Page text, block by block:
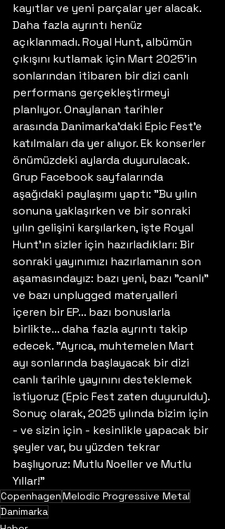
kayıtlar ve yeni parçalar yer alacak.
Daha fazla ayrıntı henüz
açıklanmadı. Royal Hunt, albümün
çıkışını kutlamak için Mart 2025'in
sonlarından itibaren bir dizi canlı
performans gerçekleştirmeyi
planlıyor. Onaylanan tarihler
arasında Danimarka'daki Epic Fest'e
katılmaları da yer alıyor. Ek konserler
önümüzdeki aylarda duyurulacak.
Grup Facebook sayfalarında
aşağıdaki paylaşımı yaptı: "Bu yılın
sonuna yaklaşırken ve bir sonraki
yılın gelişini karşılarken, işte Royal
Hunt'ın sizler için hazırladıkları: Bir
sonraki yayınımızı hazırlamanın son
aşamasındayız: bazı yeni, bazı "canlı"
ve bazı unplugged materyalleri
içeren bir EP... bazı bonuslarla
birlikte... daha fazla ayrıntı takip
edecek. "Ayrıca, muhtemelen Mart
ayı sonlarında başlayacak bir dizi
canlı tarihle yayınını desteklemek
istiyoruz (Epic Fest zaten duyuruldu).
Sonuç olarak, 2025 yılında bizim için
- ve sizin için - kesinlikle yapacak bir
şeyler var, bu yüzden tekrar
başlıyoruz: Mutlu Noeller ve Mutlu
Yıllar!"
CopenhagenMelodic Progressive Metal
Danimarka